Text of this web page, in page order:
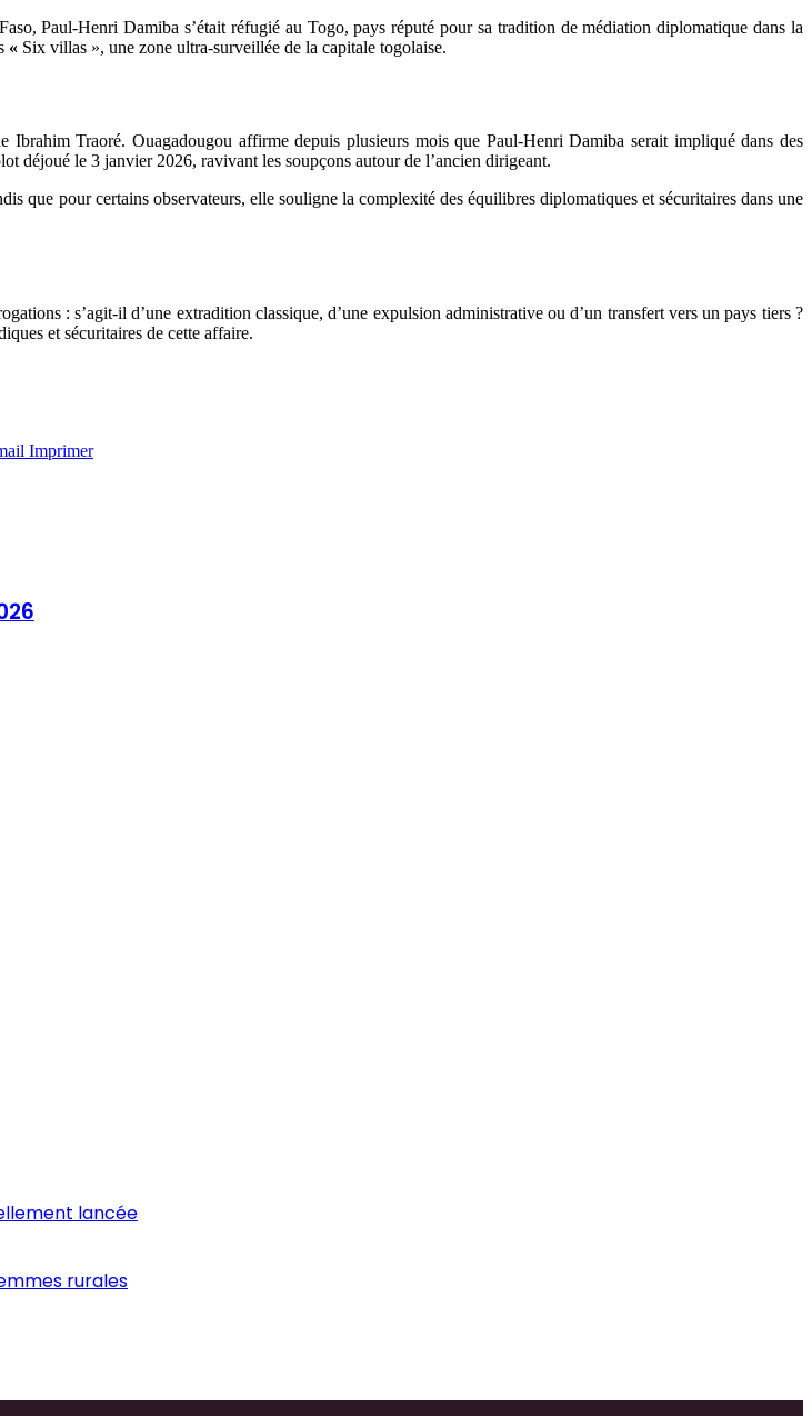
Paul-Henri Damiba s’était réfugié au Togo, pays réputé pour sa tradition de médiation diplomatique dans la
« Six villas », une zone ultra-surveillée de la capitale togolaise.
Traoré. Ouagadougou affirme depuis plusieurs mois que Paul-Henri Damiba serait impliqué dans des
déjoué le 3 janvier 2026, ravivant les soupçons autour de l’ancien dirigeant.
que pour certains observateurs, elle souligne la complexité des équilibres diplomatiques et sécuritaires dans une
: s’agit-il d’une extradition classique, d’une expulsion administrative ou d’un transfert vers un pays tiers ?
et sécuritaires de cette affaire.
Imprimer
lancée
rurales